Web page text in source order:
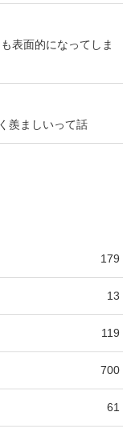
表面的になってしま
羨ましいって話
179
13
119
700
61